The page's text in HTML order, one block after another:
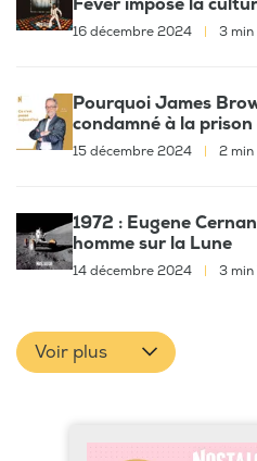
Fever impose la
16 décembre 2024 3 min
Pourquoi James
condamné à la prison
15 décembre 2024 2 min
1972 : Eugene
homme sur la Lune
14 décembre 2024 3 min
Voir plus